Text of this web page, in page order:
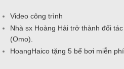
Video công trình
Nhà sx Hoàng Hải trở thành đối
(Omo).
HoangHaico tặng 5 bể bơi miễn